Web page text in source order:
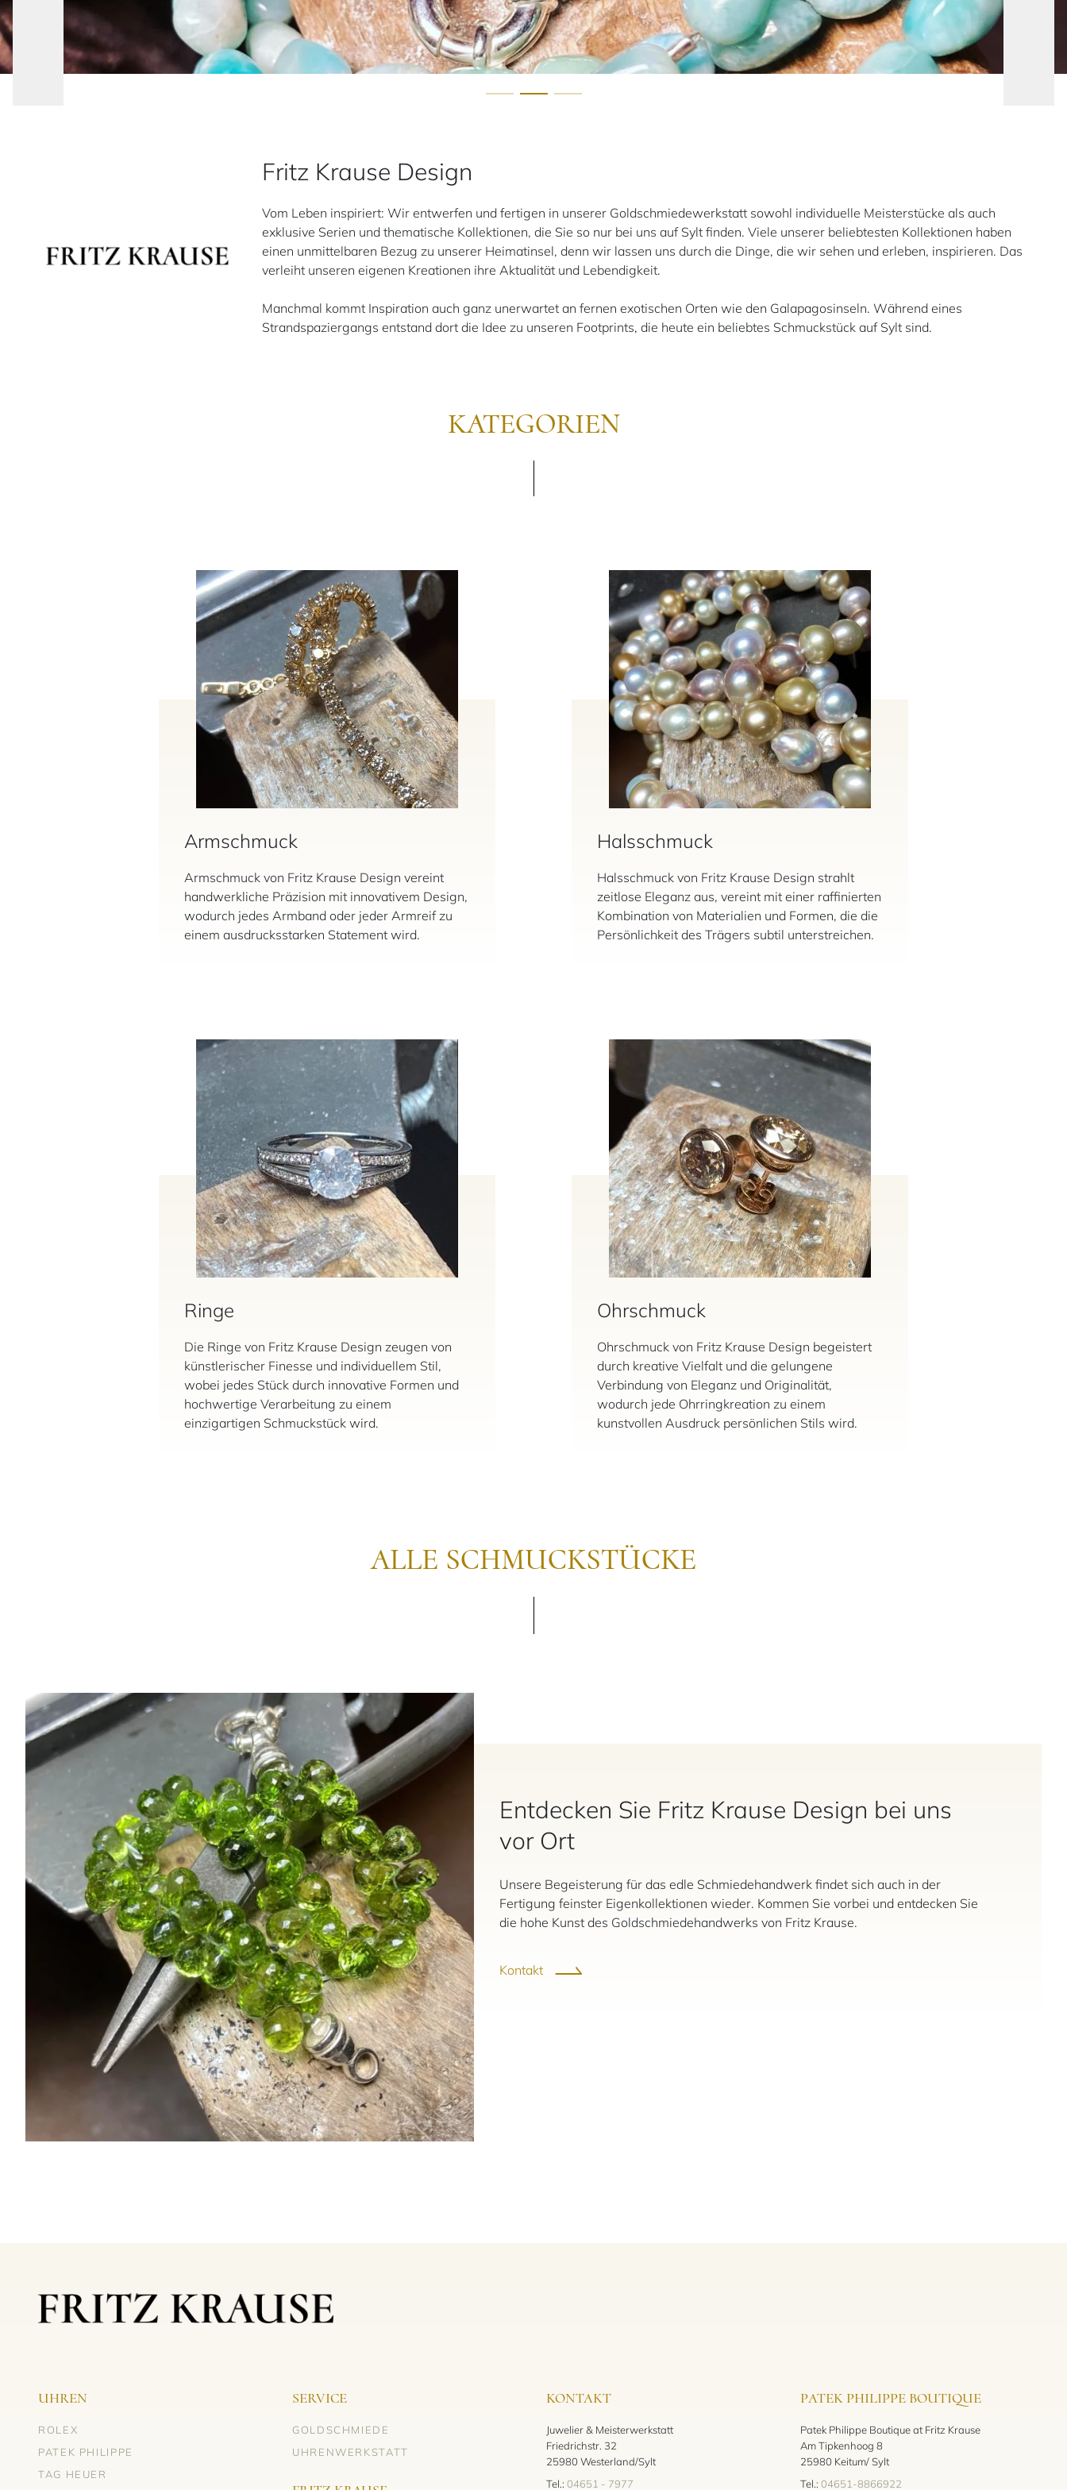
Fritz Krause Design
Vom Leben inspiriert: Wir entwerfen und fertigen in unserer Goldschmiedewerkstatt sowohl individuelle Meisterstücke als auch
exklusive Serien und thematische Kollektionen, die Sie so nur bei uns auf Sylt finden. Viele unserer beliebtesten Kollektionen haben
einen unmittelbaren Bezug zu unserer Heimatinsel, denn wir lassen uns durch die Dinge, die wir sehen und erleben, inspirieren. Das
verleiht unseren eigenen Kreationen ihre Aktualität und Lebendigkeit.
Manchmal kommt Inspiration auch ganz unerwartet an fernen exotischen Orten wie den Galapagosinseln. Während eines
Strandspaziergangs entstand dort die Idee zu unseren Footprints, die heute ein beliebtes Schmuckstück auf Sylt sind.
KATEGORIEN
Armschmuck
Armschmuck von Fritz Krause Design vereint
handwerkliche Präzision mit innovativem Design,
wodurch jedes Armband oder jeder Armreif zu
einem ausdrucksstarken Statement wird.
Halsschmuck
Halsschmuck von Fritz Krause Design strahlt
zeitlose Eleganz aus, vereint mit einer raffinierten
Kombination von Materialien und Formen, die die
Persönlichkeit des Trägers subtil unterstreichen.
Ringe
Die Ringe von Fritz Krause Design zeugen von
künstlerischer Finesse und individuellem Stil,
wobei jedes Stück durch innovative Formen und
hochwertige Verarbeitung zu einem
einzigartigen Schmuckstück wird.
Ohrschmuck
Ohrschmuck von Fritz Krause Design begeistert
durch kreative Vielfalt und die gelungene
Verbindung von Eleganz und Originalität,
wodurch jede Ohrringkreation zu einem
kunstvollen Ausdruck persönlichen Stils wird.
ALLE SCHMUCKSTÜCKE
Entdecken Sie Fritz Krause Design bei uns
vor Ort
Unsere Begeisterung für das edle Schmiedehandwerk findet sich auch in der
Fertigung feinster Eigenkollektionen wieder. Kommen Sie vorbei und entdecken Sie
die hohe Kunst des Goldschmiedehandwerks von Fritz Krause.
Kontakt
UHREN
ROLEX
PATEK PHILIPPE
TAG HEUER
SERVICE
GOLDSCHMIEDE
UHRENWERKSTATT
KONTAKT
Juwelier & Meisterwerkstatt
Friedrichstr. 32
25980 Westerland/Sylt
Tel.: 04651 - 7977
PATEK PHILIPPE BOUTIQUE
Patek Philippe Boutique at Fritz Krause
Am Tipkenhoog 8
25980 Keitum/ Sylt
Tel.: 04651-8866922